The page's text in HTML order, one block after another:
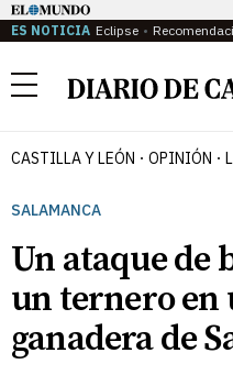
ES NOTICIA Eclipse
Menú
CASTILLA Y LEÓN OPINIÓN
SALAMANCA
Un ataque de
un ternero en
ganadera de